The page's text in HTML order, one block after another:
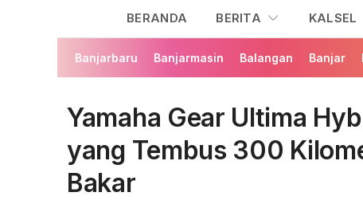
BERANDA BERITA KALSEL
Banjarbaru Banjarmasin Balangan Banjar
Yamaha Gear Ultima
yang Tembus 300
Bakar